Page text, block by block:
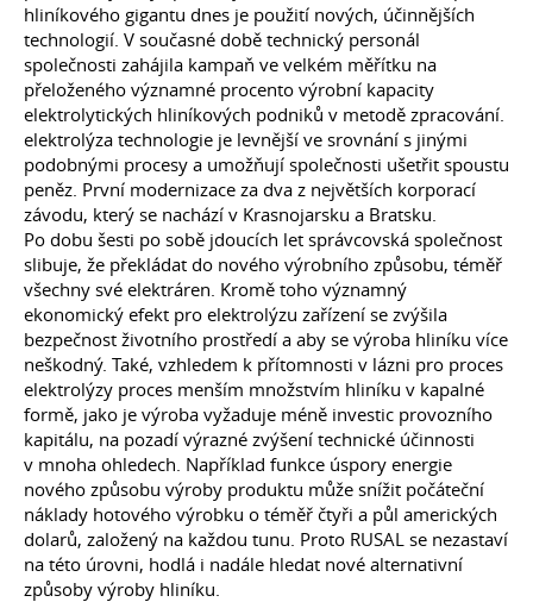
hliníkového gigantu dnes je použití nových, účinnějších
technologií. V současné době technický personál
společnosti zahájila kampaň ve velkém měřítku na
přeloženého významné procento výrobní kapacity
elektrolytických hliníkových podniků v metodě zpracování.
elektrolýza technologie je levnější ve srovnání s jinými
podobnými procesy a umožňují společnosti ušetřit spoustu
peněz. První modernizace za dva z největších korporací
závodu, který se nachází v Krasnojarsku a Bratsku.
Po dobu šesti po sobě jdoucích let správcovská společnost
slibuje, že překládat do nového výrobního způsobu, téměř
všechny své elektráren. Kromě toho významný
ekonomický efekt pro elektrolýzu zařízení se zvýšila
bezpečnost životního prostředí a aby se výroba hliníku více
neškodný. Také, vzhledem k přítomnosti v lázni pro proces
elektrolýzy proces menším množstvím hliníku v kapalné
formě, jako je výroba vyžaduje méně investic provozního
kapitálu, na pozadí výrazné zvýšení technické účinnosti
v mnoha ohledech. Například funkce úspory energie
nového způsobu výroby produktu může snížit počáteční
náklady hotového výrobku o téměř čtyři a půl amerických
dolarů, založený na každou tunu. Proto RUSAL se nezastaví
na této úrovni, hodlá i nadále hledat nové alternativní
způsoby výroby hliníku.